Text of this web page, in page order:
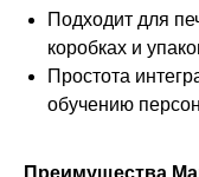
Подходит для
коробках и
Простота
обучению
Преимущества